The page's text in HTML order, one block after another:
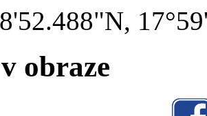
obraze